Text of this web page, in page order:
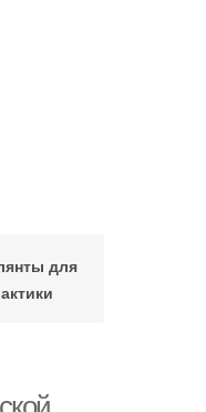
для